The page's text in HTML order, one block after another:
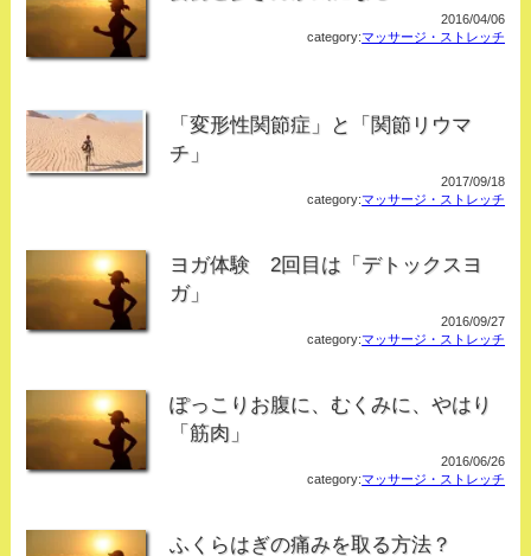
2016/04/06
category:マッサージ・ストレッチ
「変形性関節症」と「関節リウマ
チ」
2017/09/18
category:マッサージ・ストレッチ
ヨガ体験 2回目は「デトックスヨ
ガ」
2016/09/27
category:マッサージ・ストレッチ
ぽっこりお腹に、むくみに、やはり
「筋肉」
2016/06/26
category:マッサージ・ストレッチ
ふくらはぎの痛みを取る方法？